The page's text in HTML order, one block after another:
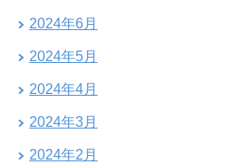
2024年6月
2024年5月
2024年4月
2024年3月
2024年2月